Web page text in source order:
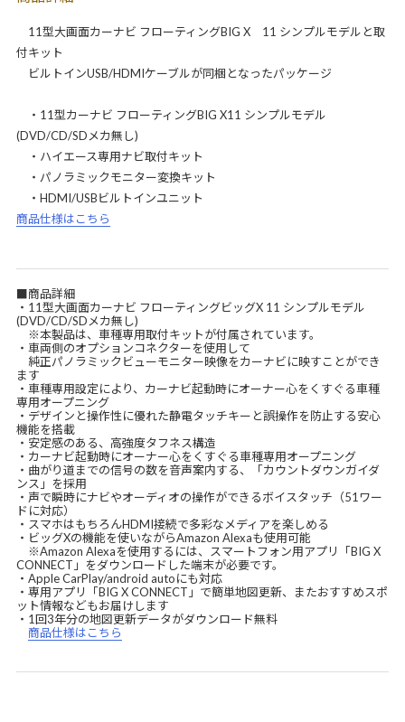
11型大画面カーナビ フローティングBIG X 11 シンプルモデルと取
付キット
ビルトインUSB/HDMIケーブルが同梱となったパッケージ
・11型カーナビ フローティングBIG X11 シンプルモデル
(DVD/CD/SDメカ無し)
・ハイエース専用ナビ取付キット
・パノラミックモニター変換キット
・HDMI/USBビルトインユニット
商品仕様はこちら
■商品詳細
・11型大画面カーナビ フローティングビッグX 11 シンプルモデル
(DVD/CD/SDメカ無し)
※本製品は、車種専用取付キットが付属されています。
・車両側のオプションコネクターを使用して
純正パノラミックビューモニター映像をカーナビに映すことができ
ます
・車種専用設定により、カーナビ起動時にオーナー心をくすぐる車種
専用オープニング
・デザインと操作性に優れた静電タッチキーと誤操作を防止する安心
機能を搭載
・安定感のある、高強度タフネス構造
・カーナビ起動時にオーナー心をくすぐる車種専用オープニング
・曲がり道までの信号の数を音声案内する、「カウントダウンガイダ
ンス」を採用
・声で瞬時にナビやオーディオの操作ができるボイスタッチ（51ワー
ドに対応）
・スマホはもちろんHDMI接続で多彩なメディアを楽しめる
・ビッグXの機能を使いながらAmazon Alexaも使用可能
※Amazon Alexaを使用するには、スマートフォン用アプリ「BIG X
CONNECT」をダウンロードした端末が必要です。
・Apple CarPlay/android autoにも対応
・専用アプリ「BIG X CONNECT」で簡単地図更新、またおすすめスポ
ット情報などもお届けします
・1回3年分の地図更新データがダウンロード無料
商品仕様はこちら